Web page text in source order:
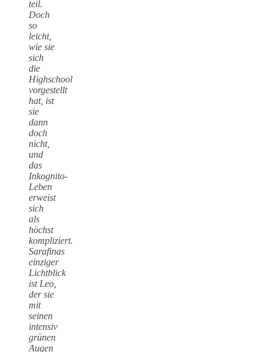
teil.
Doch
so
leicht,
wie sie
sich
die
Highschool
vorgestellt
hat, ist
sie
dann
doch
nicht,
und
das
Inkognito-
Leben
erweist
sich
als
höchst
kompliziert.
Sarafinas
einziger
Lichtblick
ist Leo,
der sie
mit
seinen
intensiv
grünen
Augen